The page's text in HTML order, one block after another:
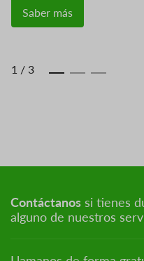
Saber más
1 / 3
Contáctanos si tienes
alguno de nuestros